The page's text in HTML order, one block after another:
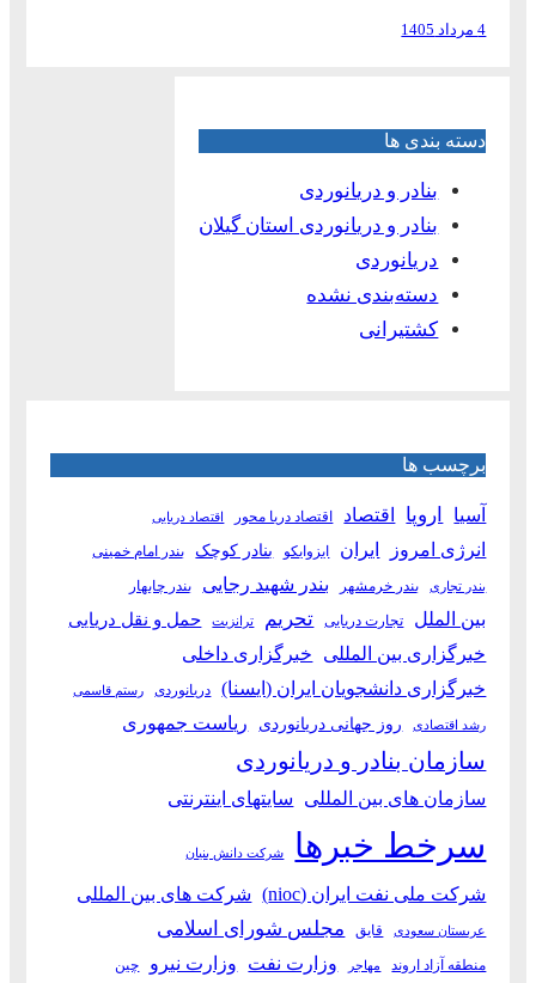
4 مرداد 1405
دسته بندی ها
بنادر و دریانوردی
بنادر و دریانوردی استان گیلان
دریانوردی
دسته‌بندی نشده
کشتیرانی
برچسب ها
آسیا اروپا اقتصاد اقتصاد دریا محور اقتصاد دریایی
انرژی امروز ایران ایزوایکو بنادر کوچک بندر امام خمینی
بندر تجاری بندر خرمشهر بندر شهید رجایی بندر چابهار
بین الملل تجارت دریایی تحریم ترانزیت حمل و نقل دریایی
خبرگزاری بین المللی خبرگزاری داخلی
خبرگزاری دانشجویان ایران (ایسنا)
دریانوردی رستم قاسمی
رشد اقتصادی روز جهانی دریانوردی ریاست جمهوری
سازمان بنادر و دریانوردی
سازمان های بین المللی سایتهای اینترنتی
سرخط خبرها شرکت دانش بنیان
شرکت ملی نفت ایران (nioc) شرکت های بین المللی
عربستان سعودی قایق مجلس شورای اسلامی
منطقه آزاد اروند مهاجر وزارت نفت وزارت نیرو چین